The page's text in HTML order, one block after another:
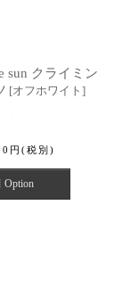
sun クライミン
[オフホワイト ]
円 (税別)
Option